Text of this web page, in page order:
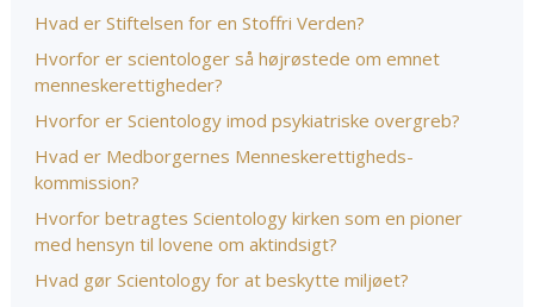
Hvad er Stiftelsen for en Stoffri Verden?
Hvorfor er scientologer så højrøstede om emnet
menneskerettigheder?
Hvorfor er Scientology imod psykiatriske overgreb?
Hvad er Medborgernes Menneskerettigheds­
kommission?
Hvorfor betragtes Scientology kirken som en pioner
med hensyn til lovene om aktindsigt?
Hvad gør Scientology for at beskytte miljøet?